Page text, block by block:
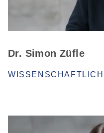
Dr. Simon Züfle